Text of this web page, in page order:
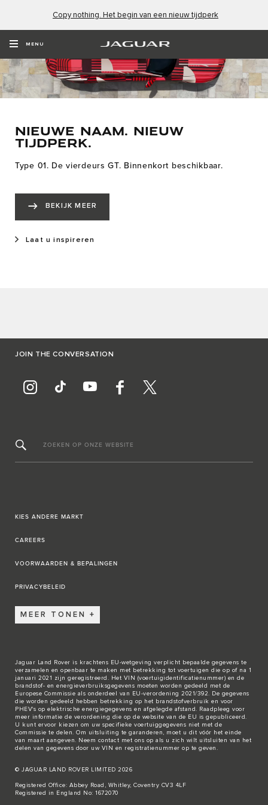
Copy nothing. Het begin van een nieuw tijdperk
MENU
NIEUWE NAAM. NIEUW
TIJDPERK.
Type 01. De vierdeurs GT. Binnenkort beschikbaar.
BEKIJK MEER
Laat u inspireren
JOIN THE CONVERSATION
ZOEKEN OP ONZE WEBSITE
KIES ANDERE MARKT
CAREERS
VOORWAARDEN & BEPALINGEN
PRIVACYBELEID
MEER TONEN
Jaguar Land Rover is krachtens EU-wetgeving verplicht bepaalde gegevens te
verzamelen en openbaar te maken met betrekking tot voertuigen die op of na 1
januari 2021 zijn geregistreerd. Het VIN (voertuigidentificatienummer) en de
brandstof- en energieverbruiksgegevens moeten worden gedeeld met de
Europese Commissie als onderdeel van EU-verordening 2021/392. De gegevens
die worden gedeeld hebben betrekking op het brandstofverbruik en voor
PHEV's op elektrische energiegegevens en afgelegde afstand. Raadpleeg voor
meer informatie de verordening die op de website van de EU is gepubliceerd.
U kunt ervoor kiezen om uw specifieke voertuiggegevens niet met de
Commissie te delen. Om uitsluiting te garanderen, moet u dit vóór het einde
van maart aangeven. Neem contact met ons op als u zich wilt uitsluiten van het
delen van gegevens door uw VIN en registratienummer op te geven.
© JAGUAR LAND ROVER LIMITED 2026
Registered Office: Abbey Road, Whitley, Coventry CV3 4LF
Registered in England No: 1672070